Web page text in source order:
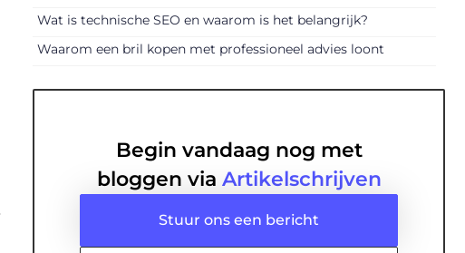
Wat is technische SEO en waarom is het belangrijk?
Waarom een bril kopen met professioneel advies loont
Begin vandaag nog met
bloggen via Artikelschrijven
Stuur ons een bericht